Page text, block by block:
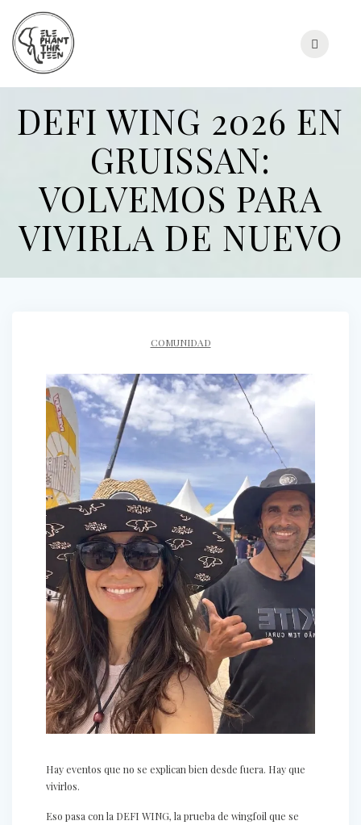
DEFI WING 2026 EN
GRUISSAN:
VOLVEMOS PARA
VIVIRLA DE NUEVO
COMUNIDAD
Hay eventos que no se explican bien desde fuera. Hay que
vivirlos.
Eso pasa con la DEFI WING, la prueba de wingfoil que se